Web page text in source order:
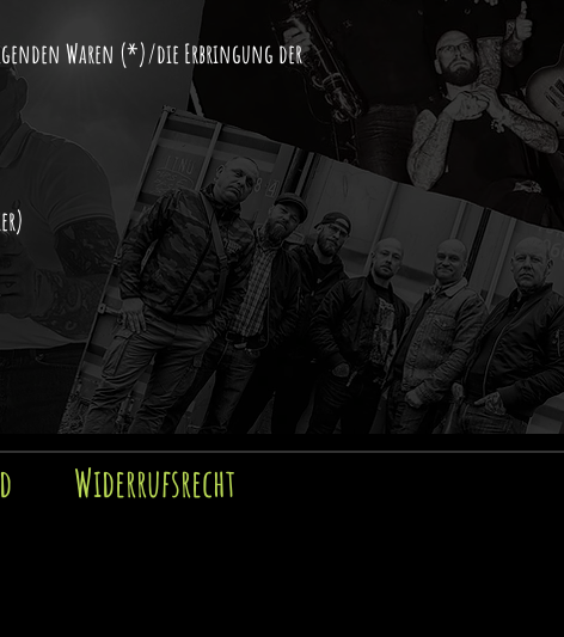
Waren (*)/die Erbringung der
Widerrufsrecht